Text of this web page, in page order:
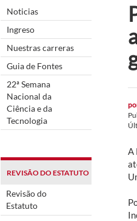
Noticias
Ingreso
Nuestras carreras
Guia de Fontes
22ª Semana
Nacional da
Ciência e da
Tecnologia
REVISÃO DO ESTATUTO
Revisão do
Estatuto
A